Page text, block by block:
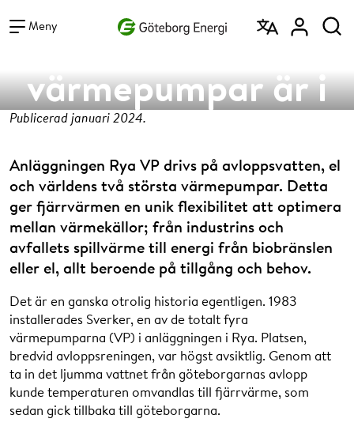
Meny
Bästa platsen för
värmepumpar är i
fjärrvärmen
Publicerad januari 2024.
Anläggningen Rya VP drivs på avloppsvatten, el
och världens två största värmepumpar. Detta
ger fjärrvärmen en unik flexibilitet att optimera
mellan värmekällor; från industrins och
avfallets spillvärme till energi från biobränslen
eller el, allt beroende på tillgång och behov.
Det är en ganska otrolig historia egentligen. 1983
installerades Sverker, en av de totalt fyra
värmepumparna (VP) i anläggningen i Rya. Platsen,
bredvid avloppsreningen, var högst avsiktlig. Genom att
ta in det ljumma vattnet från göteborgarnas avlopp
kunde temperaturen omvandlas till fjärrvärme, som
sedan gick tillbaka till göteborgarna.